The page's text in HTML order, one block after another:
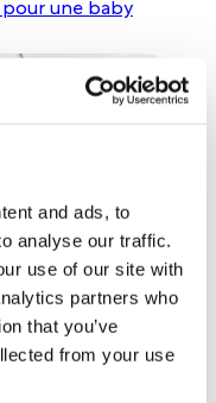
and ads, to
analyse our traffic.
use of our site with
partners who
that you’ve
from your use
pour une baby